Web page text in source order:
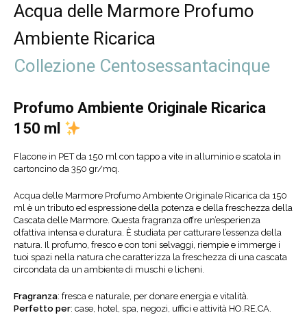
Acqua delle Marmore Profumo
Ambiente Ricarica
Collezione Centosessantacinque
Profumo Ambiente Originale Ricarica
150 ml
Flacone in PET da 150 ml con tappo a vite in alluminio e scatola in
cartoncino da 350 gr/mq.
Acqua delle Marmore Profumo Ambiente Originale Ricarica da 150
ml è un tributo ed espressione della potenza e della freschezza della
Cascata delle Marmore. Questa fragranza offre un’esperienza
olfattiva intensa e duratura. È studiata per catturare l’essenza della
natura. Il profumo, fresco e con toni selvaggi, riempie e immerge i
tuoi spazi nella natura che caratterizza la freschezza di una cascata
circondata da un ambiente di muschi e licheni.
Fragranza: fresca e naturale, per donare energia e vitalità.
Perfetto per: case, hotel, spa, negozi, uffici e attività HO.RE.CA.